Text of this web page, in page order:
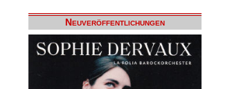
Neuveröffentlichungen